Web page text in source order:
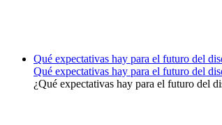
Qué expectativas hay para el futuro del
Qué expectativas hay para el futuro del
¿Qué expectativas hay para el futuro del